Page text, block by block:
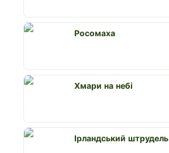
Росомаха
Хмари на небі
Ірландський штрудель